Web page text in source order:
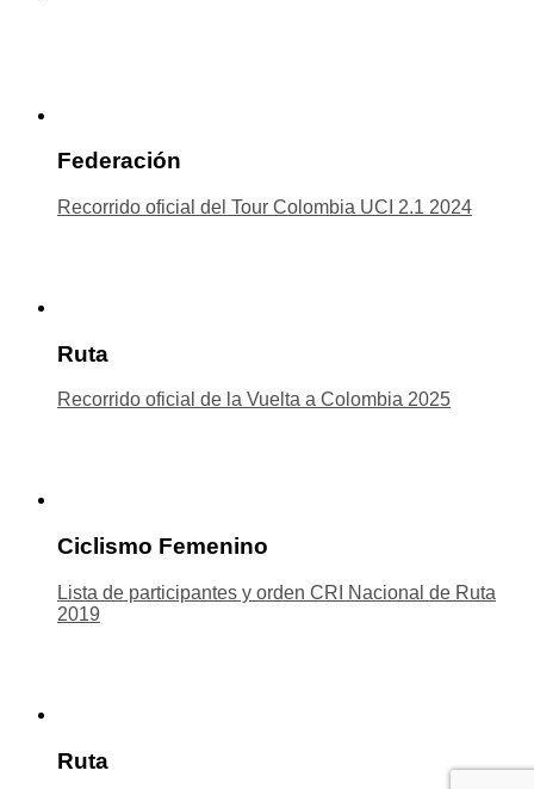
Federación
Recorrido oficial del Tour Colombia UCI 2.1 2024
Ruta
Recorrido oficial de la Vuelta a Colombia 2025
Ciclismo Femenino
Lista de participantes y orden CRI Nacional de Ruta
2019
Ruta